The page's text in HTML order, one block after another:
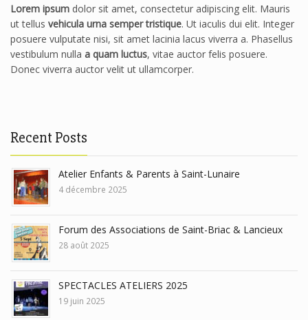
Lorem ipsum dolor sit amet, consectetur adipiscing elit. Mauris
ut tellus vehicula urna semper tristique. Ut iaculis dui elit. Integer
posuere vulputate nisi, sit amet lacinia lacus viverra a. Phasellus
vestibulum nulla a quam luctus, vitae auctor felis posuere.
Donec viverra auctor velit ut ullamcorper.
Recent Posts
Atelier Enfants & Parents à Saint-Lunaire
4 décembre 2025
Forum des Associations de Saint-Briac & Lancieux
28 août 2025
SPECTACLES ATELIERS 2025
19 juin 2025